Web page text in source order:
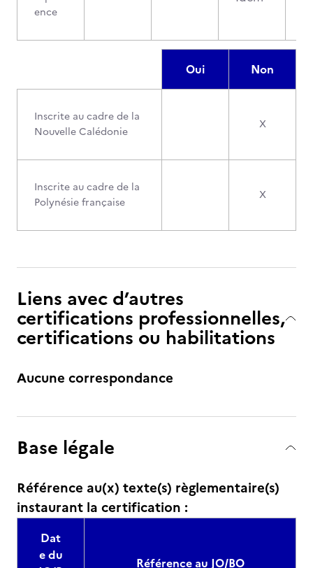
ence
Oui Non
Inscrite au cadre de la
Nouvelle Calédonie
X
Inscrite au cadre de la
Polynésie française
X
Liens avec d’autres
certifications professionnelles,
certifications ou habilitations
Aucune correspondance
Base légale
Référence au(x) texte(s) règlementaire(s)
instaurant la certification :
Dat
e du
Référence au JO/BO